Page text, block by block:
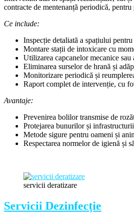
contracte de mentenanță periodică,
Ce include:
Inspecție detaliată a spațiului
Montare stații de intoxicare cu
Utilizarea capcanelor mecanice
Eliminarea surselor de hrană și
Monitorizare periodică și
Raport complet de intervenție, cu
Avantaje:
Prevenirea bolilor transmise de
Protejarea bunurilor și infrastructurii
Metode sigure pentru oameni și
Respectarea normelor de igienă și
servicii deratizare
Servicii Dezinfecție